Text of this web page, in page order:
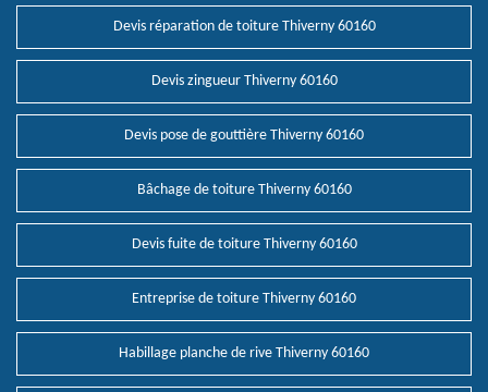
Devis réparation de toiture Thiverny 60160
Devis zingueur Thiverny 60160
Devis pose de gouttière Thiverny 60160
Bâchage de toiture Thiverny 60160
Devis fuite de toiture Thiverny 60160
Entreprise de toiture Thiverny 60160
Habillage planche de rive Thiverny 60160